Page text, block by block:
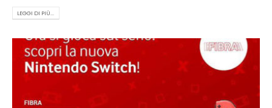
LEGGI DI PIÙ...